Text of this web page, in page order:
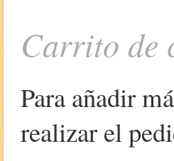
Carrito de
Para añadir
realizar el